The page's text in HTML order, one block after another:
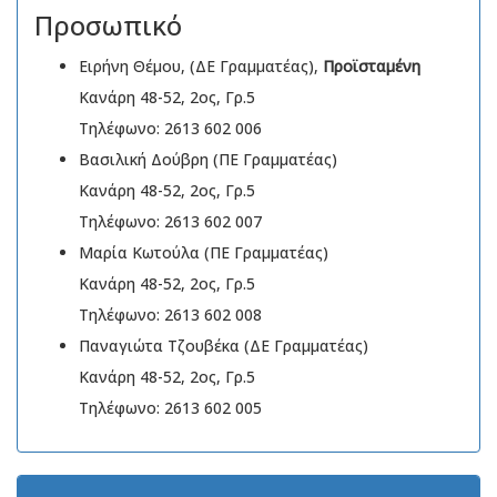
Προσωπικό
Ειρήνη Θέμου, (ΔΕ Γραμματέας), Προϊσταμένη
Κανάρη 48-52, 2ος, Γρ.5
Τηλέφωνο: 2613 602 006
Βασιλική Δούβρη (ΠΕ Γραμματέας)
Κανάρη 48-52, 2ος, Γρ.5
Τηλέφωνο: 2613 602 007
Μαρία Κωτούλα (ΠΕ Γραμματέας)
Κανάρη 48-52, 2ος, Γρ.5
Τηλέφωνο: 2613 602 008
Παναγιώτα Τζουβέκα (ΔΕ Γραμματέας)
Κανάρη 48-52, 2ος, Γρ.5
Τηλέφωνο: 2613 602 005